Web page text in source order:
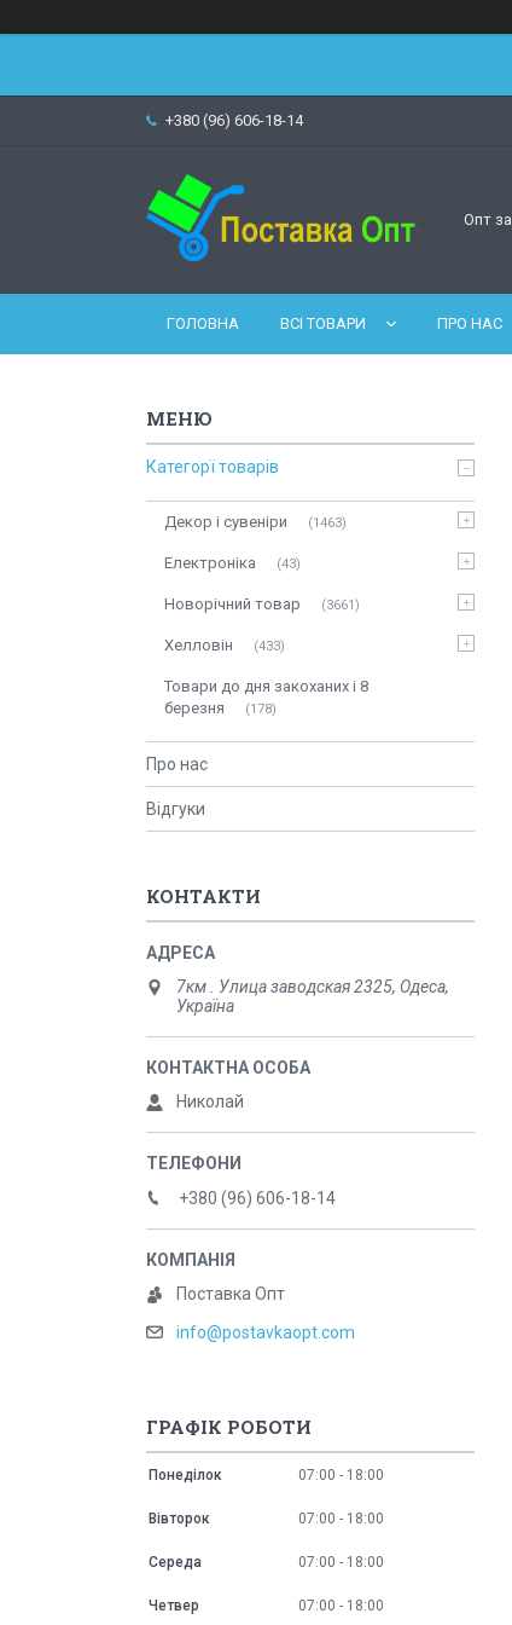
+380 (96) 606-18-14
Опт
ГОЛОВНА ВСІ ТОВАРИ ПРО НАС
Категорї товарів
Декор і сувеніри 1463
Електроніка 43
Новорічний товар 3661
Хелловін 433
Товари до дня закоханих і 8
березня
178
Про нас
Відгуки
КОНТАКТИ
7км . Улица заводская 2325, Одеса,
Україна
Николай
+380 (96) 606-18-14
Поставка Опт
info@postavkaopt.com
ГРАФІК РОБОТИ
Понеділок 07:00 18:00
Вівторок 07:00 18:00
Середа 07:00 18:00
Четвер 07:00 18:00